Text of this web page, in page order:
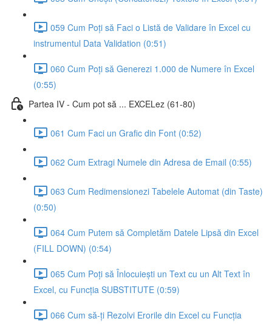
059 Cum Poți să Faci o Listă de Validare în Excel cu
instrumentul Data Validation (0:51)
060 Cum Poți să Generezi 1.000 de Numere în Excel
(0:55)
Partea IV - Cum pot să ... EXCELez (61-80)
061 Cum Faci un Grafic din Font (0:52)
062 Cum Extragi Numele din Adresa de Email (0:55)
063 Cum Redimensionezi Tabelele Automat (din Taste)
(0:50)
064 Cum Putem să Completăm Datele Lipsă din Excel
(FILL DOWN) (0:54)
065 Cum Poți să Înlocuiești un Text cu un Alt Text în
Excel, cu Funcția SUBSTITUTE (0:59)
066 Cum să-ți Rezolvi Erorile din Excel cu Funcția